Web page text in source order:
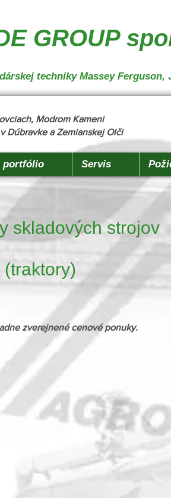
GROUP
techniky Massey Ferguson,
Modrom Kameni
Dúbravke a Zemianskej Olči
portfólio Servis
skladových strojov
zverejnené cenové ponuky.